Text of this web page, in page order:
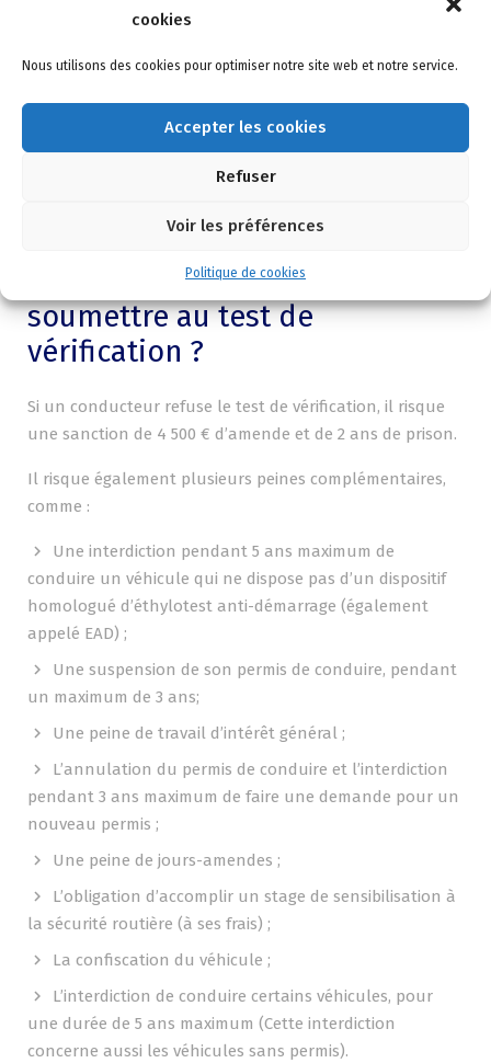
cookies
Nous utilisons des cookies pour optimiser notre site web et notre service.
Accepter les cookies
Refuser
Voir les préférences
Politique de cookies
qu’il obtient, il peut tout à fait demander à effectuer un
Si le conducteur ne peut pas souffler dans le ballon (à
cause d’une blessure par exemple, ou d’une incapacité
Que se passe-t-il si le
conducteur refuse de se
soumettre au test de
vérification ?
Si un conducteur refuse le test de vérification, il risque
une sanction de 4 500 € d’amende et de 2 ans de prison.
Il risque également plusieurs peines complémentaires,
comme :
Une interdiction pendant 5 ans maximum de
conduire un véhicule qui ne dispose pas d’un dispositif
homologué d’éthylotest anti-démarrage (également
appelé EAD) ;
Une suspension de son permis de conduire, pendant
un maximum de 3 ans;
Une peine de travail d’intérêt général ;
L’annulation du permis de conduire et l’interdiction
pendant 3 ans maximum de faire une demande pour un
nouveau permis ;
Une peine de jours-amendes ;
L’obligation d’accomplir un stage de sensibilisation à
la sécurité routière (à ses frais) ;
La confiscation du véhicule ;
L’interdiction de conduire certains véhicules, pour
une durée de 5 ans maximum (Cette interdiction
concerne aussi les véhicules sans permis).